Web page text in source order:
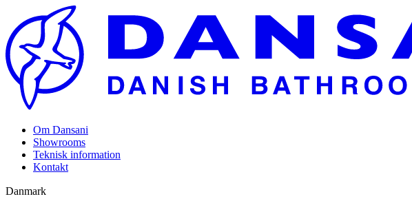
Om Dansani
Showrooms
Teknisk information
Kontakt
Danmark